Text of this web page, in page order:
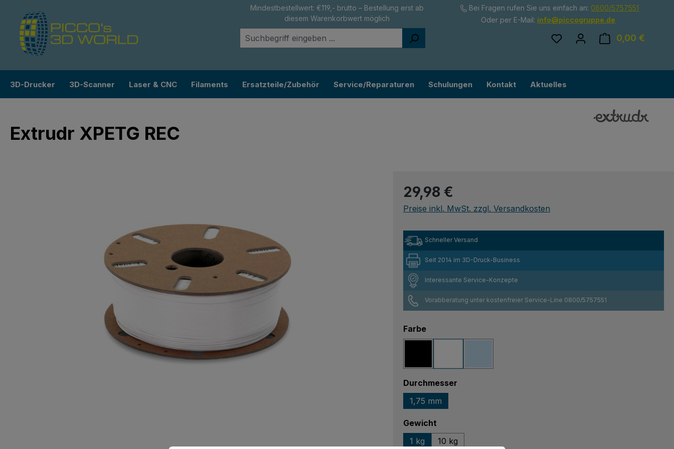
Hauptinhalt springen
Zur Suche springen
Zur Hauptnavigation springen
Mindestbestellwert: €119,- brutto – Bestellung erst ab
diesem Warenkorbwert möglich
Bei Fragen rufen Sie uns einfach an: 0800/5757551
Oder per E-Mail: info@piccogruppe.de
Du hast 0 Produkte auf
0,00 €
3D-Drucker 3D-Scanner Laser & CNC Filaments Ersatzteile/Zubehör Service/Reparaturen Schulungen Kontakt Aktuelles
Extrudr XPETG REC
Regulärer Preis:
29,98 €
Preise inkl. MwSt. zzgl. Versandkosten
Schneller Versand
Seit 2014 im 3D-Druck-Business
Interessante Service-Konzepte
Vorabberatung unter kostenfreier Service-Line 0800/5757551
Farbeauswählen
Durchmesser
1,75 mm
Gewicht
1 kg
10 kg